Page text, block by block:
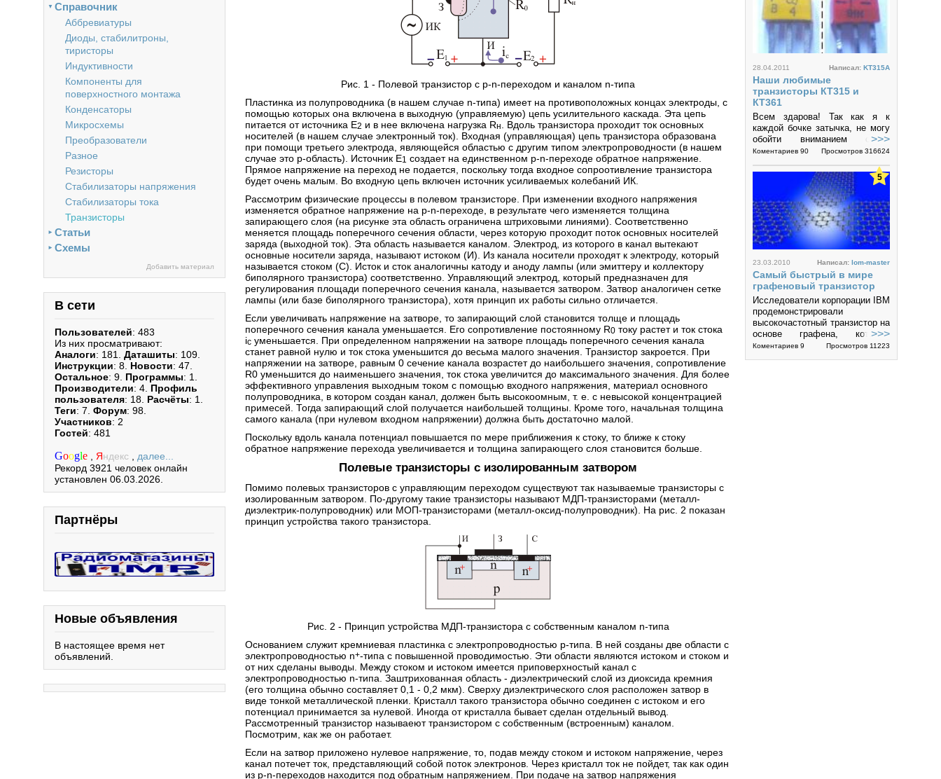
Справочник
▼
Аббревиатуры
Диоды, стабилитроны,
тиристоры
Индуктивности
Компоненты для
поверхностного монтажа
Конденсаторы
Микросхемы
Преобразователи
Разное
Резисторы
Стабилизаторы напряжения
Стабилизаторы тока
Транзисторы
Статьи
►
Схемы
►
Добавить материал
В сети
Пользователей: 483
Из них просматривают:
Аналоги: 181. Даташиты: 109.
Инструкции: 8. Новости: 47.
Остальное: 9. Программы: 1.
Производители: 4. Профиль
пользователя: 18. Расчёты: 1.
Теги: 7. Форум: 98.
Участников: 2
Гостей: 481
Google Яндекс
далее...
Рекорд 3921 человек онлайн
установлен 06.03.2026.
Партнёры
Новые объявления
В настоящее время нет
объявлений.
Рис. 1 - Полевой транзистор с p-n-переходом и каналом n-типа
Пластинка из полупроводника (в нашем случае n-типа) имеет на противоположных концах электроды, с
помощью которых она включена в выходную (управляемую) цепь усилительного каскада. Эта цепь
питается от источника E2 и в нее включена нагрузка Rн
. Вдоль транзистора проходит ток основных
носителей (в нашем случае электронный ток). Входная (управляющая) цепь транзистора образована
при помощи третьего электрода, являющейся областью с другим типом электропроводности (в нашем
случае это p-область). Источник E1 создает на единственном p-n-переходе обратное напряжение.
Прямое напряжение на переход не подается, поскольку тогда входное сопроотивление транзистора
будет очень малым. Во входную цепь включен источник усиливаемых колебаний ИК.
Рассмотрим физические процессы в полевом транзисторе. При изменении входного напряжения
изменяется обратное напряжение на p-n-переходе, в результате чего изменяется толщина
запирающего слоя (на рисунке эта область ограничена штриховыми линиями). Соответственно
меняется площадь поперечного сечения области, через которую проходит поток основных носителей
заряда (выходной ток). Эта область называется каналом. Электрод, из которого в канал вытекают
основные носители заряда, называют истоком (И). Из канала носители проходят к электроду, который
называется стоком (С). Исток и сток аналогичны катоду и аноду лампы (или эмиттеру и коллектору
биполярного транзистора) соответственно. Управляющий электрод, который предназначен для
регулирования площади поперечного сечения канала, называется затвором. Затвор аналогичен сетке
лампы (или базе биполярного транзистора), хотя принцип их работы сильно отличается.
Если увеличивать напряжение на затворе, то запирающий слой становится толще и площадь
поперечного сечения канала уменьшается. Его сопротивление постоянному R0 току растет и ток стока
iс уменьшается. При определенном напряжении на затворе площадь поперечного сечения канала
станет равной нулю и ток стока уменьшится до весьма малого значения. Транзистор закроется. При
напряжении на затворе, равным 0 сечение канала возрастет до наибольшего значения, сопротивление
R0 уменьшится до наименьшего значения, ток стока увеличится до максимального значения. Для более
эффективного управления выходным током с помощью входного напряжения, материал основного
полупроводника, в котором создан канал, должен быть высокоомным, т. е. с невысокой концентрацией
примесей. Тогда запирающий слой получается наибольшей толщины. Кроме того, начальная толщина
самого канала (при нулевом входном напряжении) должна быть достаточно малой.
Поскольку вдоль канала потенциал повышается по мере приближения к стоку, то ближе к стоку
обратное напряжение перехода увеличивается и толщина запирающего слоя становится больше.
Полевые транзисторы с изолированным затвором
Помимо полевых транзисторов с управляющим переходом существуют так называемые транзисторы с
изолированным затвором. По-другому такие транзисторы называют МДП-транзисторами (металл-
диэлектрик-полупроводник) или МОП-транзисторами (металл-оксид-полупроводник). На рис. 2 показан
принцип устройства такого транзистора.
Рис. 2 - Принцип устройства МДП-транзистора с собственным каналом n-типа
Основанием служит кремниевая пластинка с электропроводностью p-типа. В ней созданы две области с
электропроводностью n+-типа с повышенной проводимостью. Эти области являются истоком и стоком и
от них сделаны выводы. Между стоком и истоком имеется приповерхностый канал с
электропроводностью n-типа. Заштрихованная область - диэлектрический слой из диоксида кремния
(его толщина обычно составляет 0,1 - 0,2 мкм). Сверху диэлектрического слоя расположен затвор в
виде тонкой металлической пленки. Кристалл такого транзистора обычно соединен с истоком и его
потенциал принимается за нулевой. Иногда от кристалла бывает сделан отдельный вывод.
Рассмотренный транзистор называеют транзистором с собственным (встроенным) каналом.
Посмотрим, как же он работает.
Если на затвор приложено нулевое напряжение, то, подав между стоком и истоком напряжение, через
канал потечет ток, представляющий собой поток электронов. Через кристалл ток не пойдет, так как один
из p-n-переходов находится под обратным напряжением. При подаче на затвор напряжения
28.04.2011 Написал: KT315A
Наши любимые
транзисторы КТ315 и
КТ361
Всем здарова! Так как я к
каждой бочке затычка, не могу
обойти вниманием столь
важную тему!
>>>
Коментариев 90 Просмотров 316624
23.03.2010 Написал: lom-master
Самый быстрый в мире
графеновый транзистор
Исследователи корпорации IBM
продемонстрировали
высокочастотный транзистор на
основе графена, который
работает на рекордной
>>>
Коментариев 9 Просмотров 11223
5